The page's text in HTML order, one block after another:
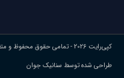
کپی‌رایت 2026 - تمامی حقوق محفوظ و متعلق به فروشگاه کات پرواز می باشد.
طراحی شده توسط سنانیک جوان